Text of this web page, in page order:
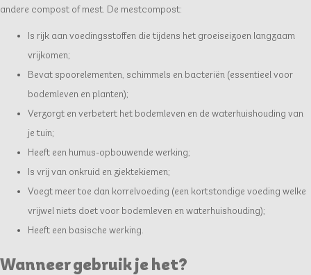
andere compost of mest. De mestcompost:
Is rijk aan voedingsstoffen die tijdens het groeiseizoen langzaam
vrijkomen;
Bevat spoorelementen, schimmels en bacteriën (essentieel voor
bodemleven en planten);
Verzorgt en verbetert het bodemleven en de waterhuishouding van
je tuin;
Heeft een humus-opbouwende werking;
Is vrij van onkruid en ziektekiemen;
Voegt meer toe dan korrelvoeding (een kortstondige voeding welke
vrijwel niets doet voor bodemleven en waterhuishouding);
Heeft een basische werking.
Wanneer gebruik je het?